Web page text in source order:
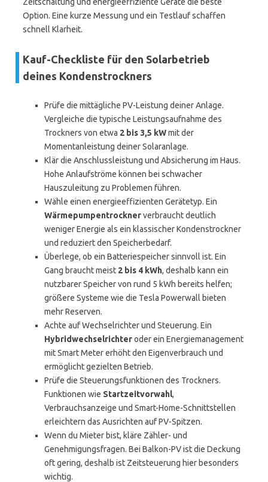
Option. Eine kurze Messung und ein Testlauf schaffen
schnell Klarheit.
Kauf-Checkliste für den Solarbetrieb
deines Kondenstrockners
Prüfe die mittägliche PV-Leistung deiner Anlage.
Vergleiche die typische Leistungsaufnahme des
Trockners von etwa 2 bis 3,5 kWmit der
Momentanleistung deiner Solaranlage.
Klär die Anschlussleistung und Absicherung im Haus.
Hohe Anlaufströme können bei schwacher
Hauszuleitung zu Problemen führen.
Wähle einen energieeffizienten Gerätetyp. Ein
Wärmepumpentrocknerverbraucht deutlich
weniger Energie als ein klassischer Kondenstrockner
und reduziert den Speicherbedarf.
Überlege, ob ein Batteriespeicher sinnvoll ist. Ein
Gang braucht meist 2 bis 4 kWh, deshalb kann ein
nutzbarer Speicher von rund 5 kWh bereits helfen;
größere Systeme wie die Tesla Powerwall bieten
mehr Reserven.
Achte auf Wechselrichter und Steuerung. Ein
Hybridwechselrichteroder ein Energiemanagement
mit Smart Meter erhöht den Eigenverbrauch und
ermöglicht gezielten Betrieb.
Prüfe die Steuerungsfunktionen des Trockners.
Funktionen wie Startzeitvorwahl,
Verbrauchsanzeige und Smart-Home-Schnittstellen
erleichtern das Ausrichten auf PV-Spitzen.
Wenn du Mieter bist, kläre Zähler- und
Genehmigungsfragen. Bei Balkon-PV ist die Deckung
oft gering, deshalb ist Zeitsteuerung hier besonders
wichtig.